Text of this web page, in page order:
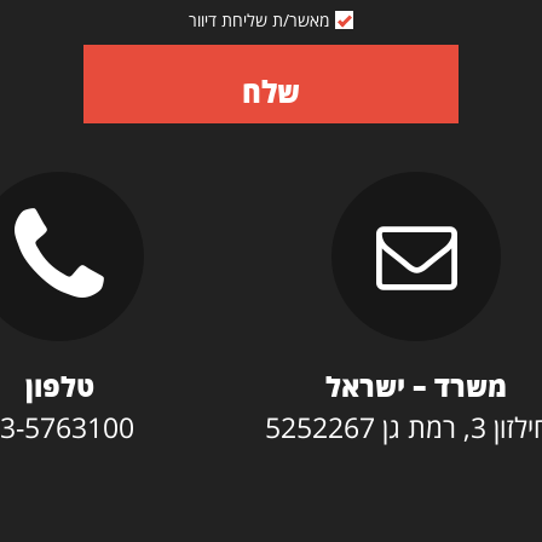
מאשר/ת שליחת דיוור
שלח
משרד – ישראל
גן 5252267
טלפון
5763100